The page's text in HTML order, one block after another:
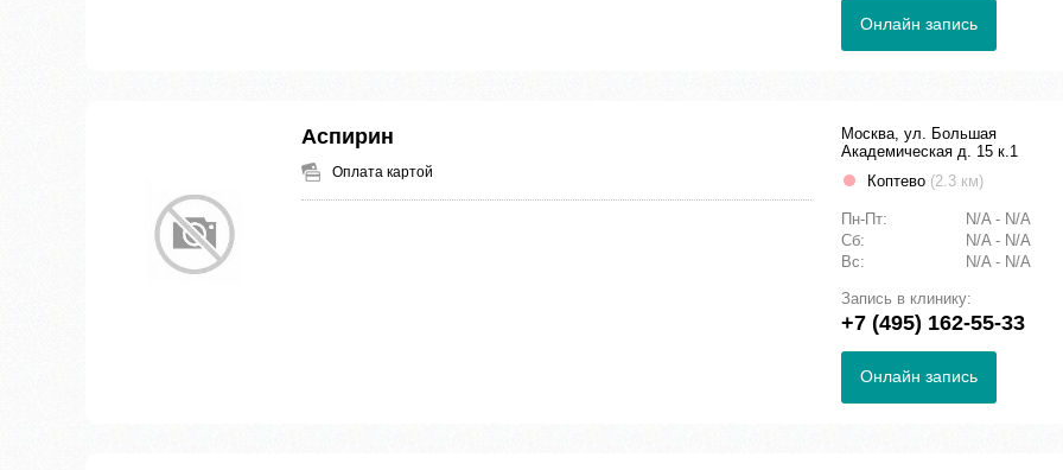
Онлайн запись
Аспирин
Оплата картой
Москва, ул. Большая
Академическая д. 15 к.1
Коптево (2.3 км)
Пн-Пт:
N/A - N/A
Сб:
N/A - N/A
Вс:
N/A - N/A
Запись в клинику:
+7 (495) 162-55-33
Онлайн запись